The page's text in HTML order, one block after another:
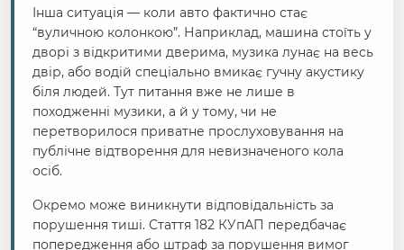
Інша ситуація — коли авто фактично стає
“вуличною колонкою”. Наприклад, машина стоїть у
дворі з відкритими дверима, музика лунає на весь
двір, або водій спеціально вмикає гучну акустику
біля людей. Тут питання вже не лише в
походженні музики, а й у тому, чи не
перетворилося приватне прослуховування на
публічне відтворення для невизначеного кола
осіб.
Окремо може виникнути відповідальність за
порушення тиші. Стаття 182 КУпАП передбачає
попередження або штраф за порушення вимог